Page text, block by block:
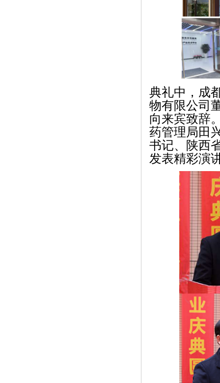
典礼中，成
物有限公司
向来宾致辞
药管理局田
书记、陕西
发表精彩演